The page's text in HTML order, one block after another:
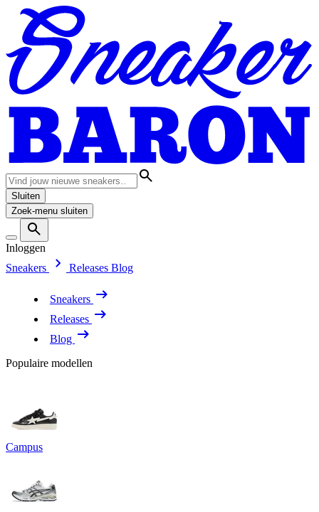
Sluiten
Zoek-menu sluiten
Inloggen
Sneakers
Releases Blog
Sneakers
Releases
Blog
Populaire modellen
Campus